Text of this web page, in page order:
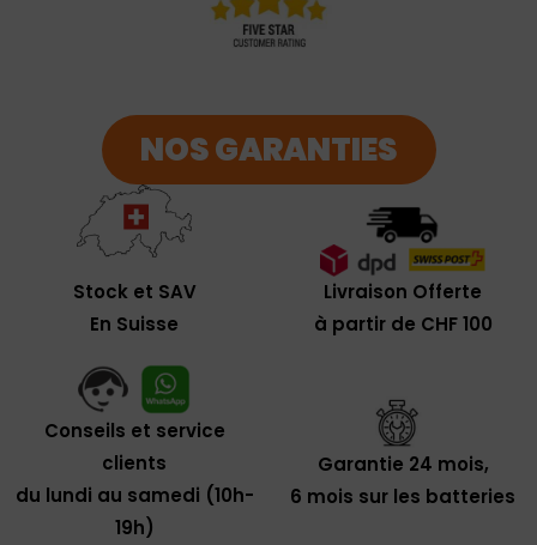
NOS GARANTIES
Stock et SAV
En Suisse
Livraison Offerte
à partir de CHF 100
Conseils et service
clients
du lundi au samedi (10h-
19h)
Garantie 24 mois,
6 mois sur les batteries